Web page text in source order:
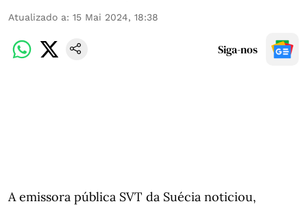
Atualizado a: 15 Mai 2024, 18:38
Siga-nos
A emissora pública SVT da Suécia noticiou,